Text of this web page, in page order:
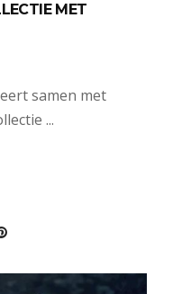
MET
samen met